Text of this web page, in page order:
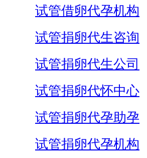
试管借卵代孕机构
试管捐卵代生咨询
试管捐卵代生公司
试管捐卵代怀中心
试管捐卵代孕助孕
试管捐卵代孕机构